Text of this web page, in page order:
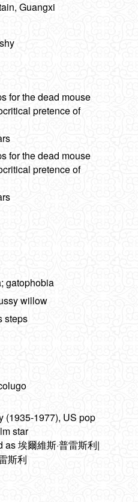
Guangxi
for the dead mouse
pretence of
for the dead mouse
pretence of
gatophobia
willow
steps
(1935-1977), US pop
star
as 埃爾維斯·普雷斯利|
斯利